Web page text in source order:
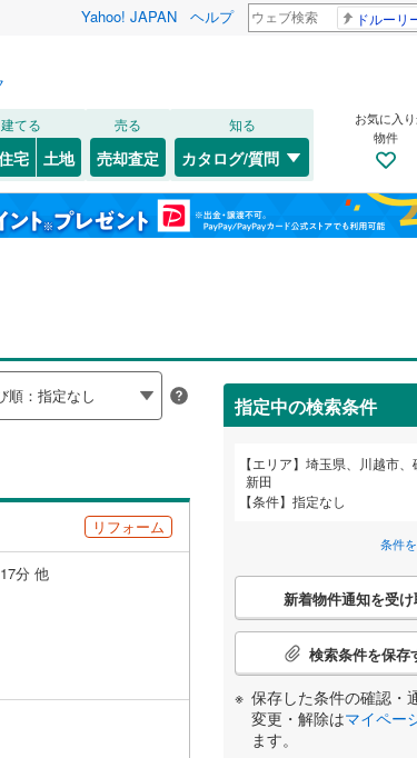
Yahoo! JAPAN ヘルプ
建てる
宅 土地
売る
売却査定
知る
カタログ/質問
お気に入り
物件
リフォーム
分 他
指定中の検索条件
エリア
埼玉県、川越市、
新田
条件
指定なし
条件
こ
検
条
件
新着物件通知を受け
検索条件を保存
保存した条件の確認・
変更・解除はマイペー
ます。
山形 福島
山口
鹿児島
大宮区(14)
) 桜区(20)
川口市(315)
) 所沢市(150)
本庄市(35)
(109) 狭山市(96)
)
(147)
入間市(91)
和光市(15)
久喜市 ( 88)
田(1) 大字石田(1)
(7) 上戸新町(1)
田
(1) 岸町(6)
( 2) 大字鯨井(1)
志多町( 2)
(2) 砂新田(1)
大字寺尾(5)
大字藤間 (7)
(1) 大字古谷本郷(2)
大字的場
で検索する
高崎線(0)
イン（前橋～小田原）
武蔵野線(0)
副都心線(0
東武野田線( 0
(0) 西武狭山線(0)
で検索する
年以上（1）
ガレージ（0） 太陽光発電システム（0
（ 0）
（1）
）
建て（ 3階建て以上（0）
小学校まで1km以内（1
で検索する
した
ージから設定できます。
る
する
りリストを見る
りリストを見る